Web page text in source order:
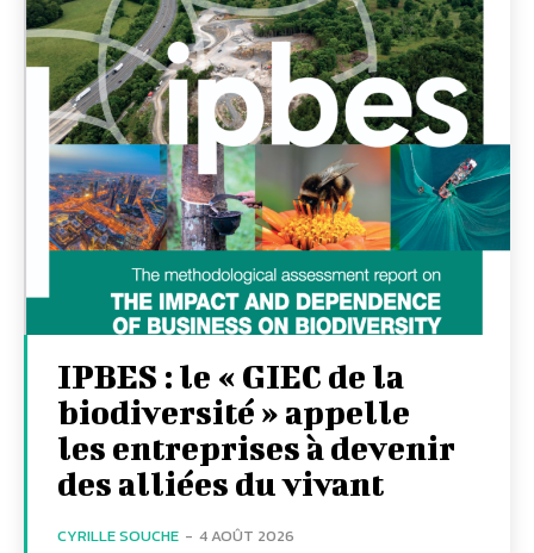
IPBES : le « GIEC de la
biodiversité » appelle
les entreprises à devenir
des alliées du vivant
CYRILLE SOUCHE - 4 AOÛT 2026